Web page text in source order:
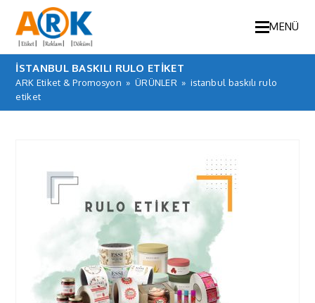
MENÜ
ISTANBUL BASKILI RULO ETIKET
ARK Etiket & Promosyon » ÜRÜNLER » istanbul baskılı rulo
etiket